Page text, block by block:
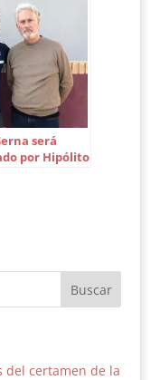
será
por Hipólito
del certamen de la